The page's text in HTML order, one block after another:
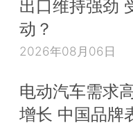
出口维持强劲
动？
2026年08月06日
电动汽车需求
增长 中国品牌